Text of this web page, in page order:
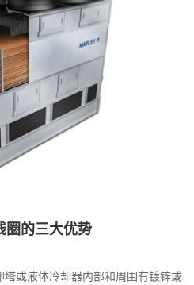
圈的三大优势
或液体冷却器内部和周围有镀锌或